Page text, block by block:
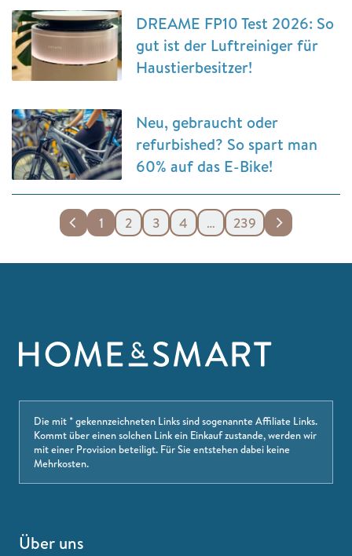
DREAME FP10 Test 2026: So
gut ist der Luftreiniger für
Haustierbesitzer!
Neu, gebraucht oder
refurbished? So spart man
60% auf das E-Bike!
1 2 3 4 … 239
Die mit * gekennzeichneten Links sind sogenannte Affiliate Links.
Kommt über einen solchen Link ein Einkauf zustande, werden wir
mit einer Provision beteiligt. Für Sie entstehen dabei keine
Mehrkosten.
Über uns